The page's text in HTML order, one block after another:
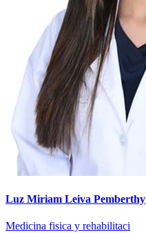
Luz Miriam Leiva Pemberthy
Medicina fisica y rehabilitaci